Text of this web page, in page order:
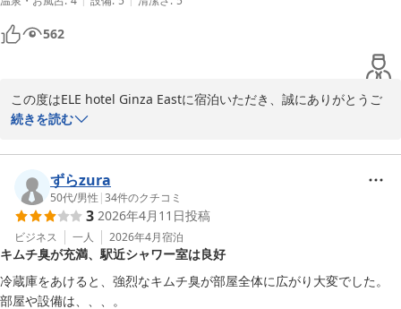
引き続きよろしくお願い申し上げます。
ＥＬＥ ｈｏｔｅｌ Ｇｉｎｚａ Ｅａｓｔ
562
この度はELE hotel Ginza Eastに宿泊いただき、誠にありがとうご
ざいました。
急なご予約だったとのことですが、アクセスの良さやコスパにご満
足いただけただけでなく、ぐっすりとお休みいただけたようで大変
嬉しく存じます。
またのお越しをスタッフ一同心よりお待ち申し上げております。
ELE hotel Ginza East
運営責任者
続きを読む
ずらzura
50代/男性 |34件のクチコミ
3 2026年4月11日投稿
ビジネス 一人 2026年4月宿泊
キムチ臭が充満、駅近シャワー室は良好
冷蔵庫をあけると、強烈なキムチ臭が部屋全体に広がり大変でした。
部屋や設備は、、、。